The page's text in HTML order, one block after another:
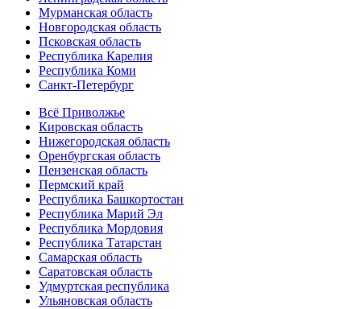
Мурманская область
Новгородская область
Псковская область
Республика Карелия
Республика Коми
Санкт-Петербург
Всё Приволжье
Кировская область
Нижегородская область
Оренбургская область
Пензенская область
Пермский край
Республика Башкортостан
Республика Марий Эл
Республика Мордовия
Республика Татарстан
Самарская область
Саратовская область
Удмуртская республика
Ульяновская область